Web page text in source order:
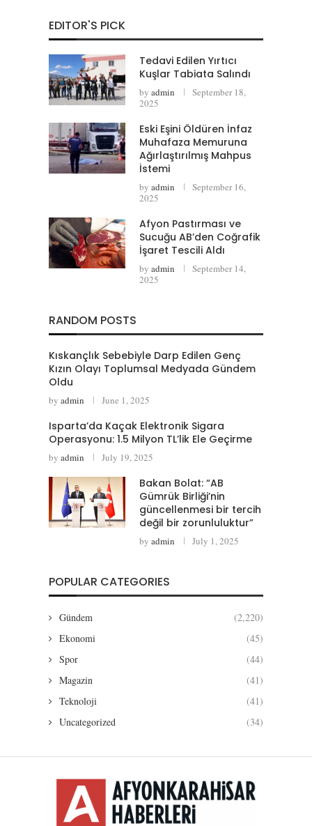
EDITOR'S PICK
Tedavi Edilen Yırtıcı
Kuşlar Tabiata Salındı
by admin
September 18,
2025
Eski Eşini Öldüren İnfaz
Muhafaza Memuruna
Ağırlaştırılmış Mahpus
İstemi
by admin
September 16,
2025
Afyon Pastırması ve
Sucuğu AB’den Coğrafik
İşaret Tescili Aldı
by admin
September 14,
2025
RANDOM POSTS
Kıskançlık Sebebiyle Darp Edilen Genç
Kızın Olayı Toplumsal Medyada Gündem
Oldu
by admin June 1, 2025
Isparta’da Kaçak Elektronik Sigara
Operasyonu: 1.5 Milyon TL’lik Ele Geçirme
by admin July 19, 2025
Bakan Bolat: “AB
Gümrük Birliği’nin
güncellenmesi bir tercih
değil bir zorunluluktur”
by admin July 1, 2025
POPULAR CATEGORIES
Gündem
(2,220)
Ekonomi
(45)
Spor
(44)
Magazin
(41)
Teknoloji
(41)
Uncategorized
(34)